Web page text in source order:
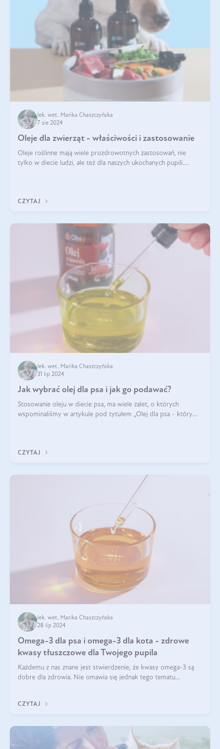
lek. wet. Marika Chaszczyńska
7 sie 2024
Oleje dla zwierząt - właściwości i zastosowanie
Oleje roślinne mają wiele prozdrowotnych zastosowań, nie
tylko w diecie ludzi, ale też dla naszych ukochanych pupili.
CZYTAJ
lek. wet. Marika Chaszczyńska
31 lip 2024
Jak wybrać olej dla psa i jak go podawać?
Stosowanie oleju w diecie psa, ma wiele zalet, o których
wspominaliśmy w artykule pod tytułem „Olej dla psa - który
CZYTAJ
lek. wet. Marika Chaszczyńska
28 lip 2024
Omega-3 dla psa i omega-3 dla kota - zdrowe
kwasy tłuszczowe dla Twojego pupila
Każdemu z nas znane jest stwierdzenie, że kwasy omega-3 są
dobre dla zdrowia. Nie omawia się jednak tego tematu
CZYTAJ